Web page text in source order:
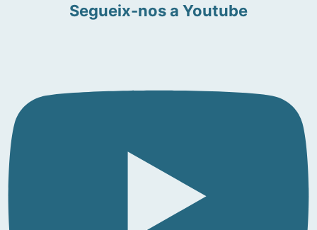
Segueix-nos a Youtube